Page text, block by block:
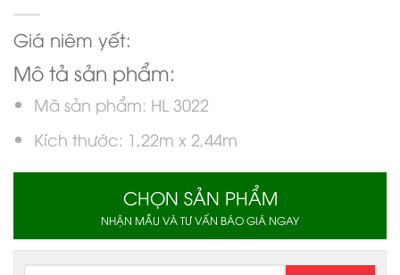
Giá niêm yết:
Mô tả sản phẩm:
Mã sản phẩm: HL 3022
Kích thước: 1,22m x 2,44m
CHỌN SẢN PHẨM
NHẬN MẪU VÀ TƯ VẤN BÁO GIÁ NGAY